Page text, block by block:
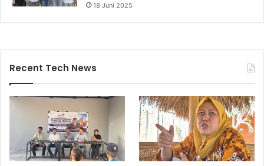
18 Juni 2025
Recent Tech News